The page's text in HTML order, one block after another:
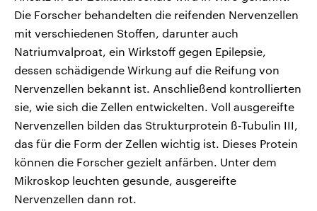
Die Forscher behandelten die reifenden Nervenzellen
mit verschiedenen Stoffen, darunter auch
Natriumvalproat, ein Wirkstoff gegen Epilepsie,
dessen schädigende Wirkung auf die Reifung von
Nervenzellen bekannt ist. Anschließend kontrollierten
sie, wie sich die Zellen entwickelten. Voll ausgereifte
Nervenzellen bilden das Strukturprotein ß-Tubulin III,
das für die Form der Zellen wichtig ist. Dieses Protein
können die Forscher gezielt anfärben. Unter dem
Mikroskop leuchten gesunde, ausgereifte
Nervenzellen dann rot.